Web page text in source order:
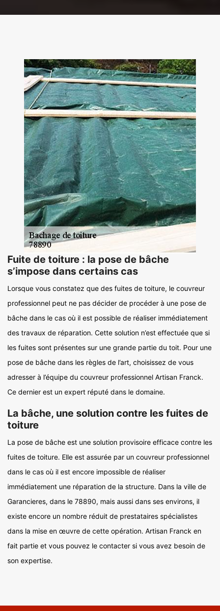
Fuite de toiture : la pose de bâche
s’impose dans certains cas
Lorsque vous constatez que des fuites de toiture, le couvreur
professionnel peut ne pas décider de procéder à une pose de
bâche dans le cas où il est possible de réaliser immédiatement
des travaux de réparation. Cette solution n’est effectuée que si
les fuites sont présentes sur une grande partie du toit. Pour une
pose de bâche dans les règles de l’art, choisissez de vous
adresser à l’équipe du couvreur professionnel Artisan Franck.
Ce dernier est un expert réputé dans le domaine.
La bâche, une solution contre les fuites de
toiture
La pose de bâche est une solution provisoire efficace contre les
fuites de toiture. Elle est assurée par un couvreur professionnel
dans le cas où il est encore impossible de réaliser
immédiatement une réparation de la structure. Dans la ville de
Garancieres, dans le 78890, mais aussi dans ses environs, il
existe encore un nombre réduit de prestataires spécialistes
dans la mise en œuvre de cette opération. Artisan Franck en
fait partie et vous pouvez le contacter si vous avez besoin de
son expertise.